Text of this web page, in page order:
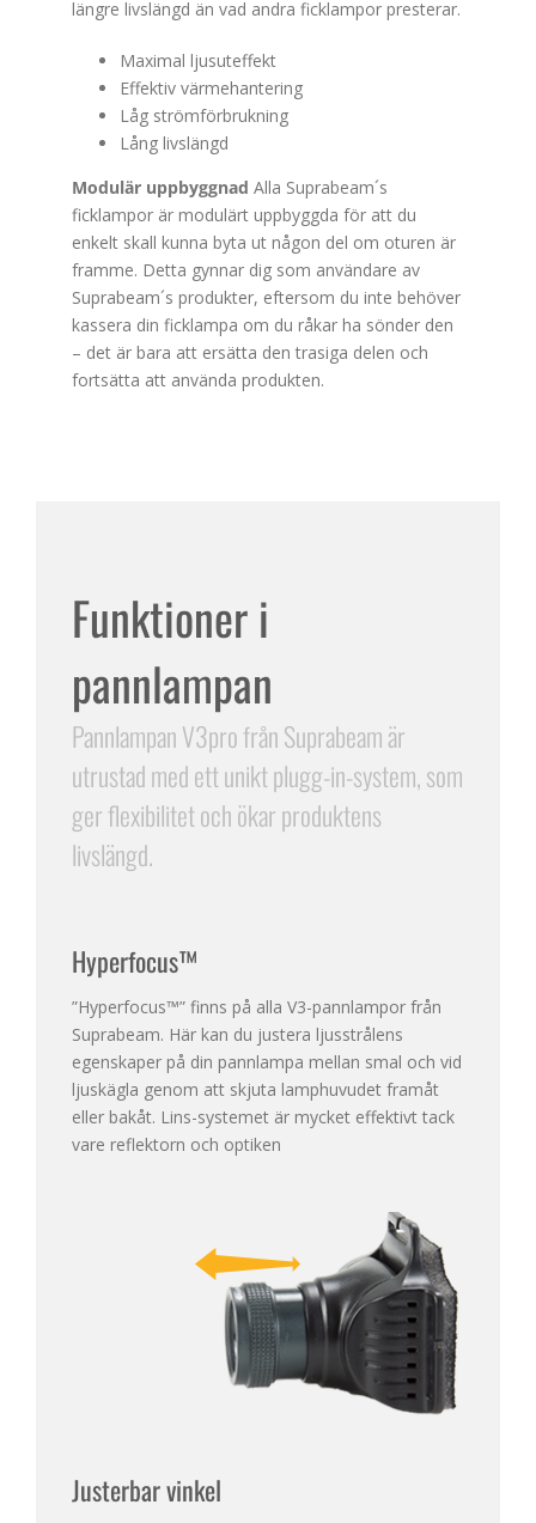
längre livslängd än vad andra ficklampor presterar.
Maximal ljusuteffekt
Effektiv värmehantering
Låg strömförbrukning
Lång livslängd
Modulär uppbyggnad Alla Suprabeam´s
ficklampor är modulärt uppbyggda för att du
enkelt skall kunna byta ut någon del om oturen är
framme. Detta gynnar dig som användare av
Suprabeam´s produkter, eftersom du inte behöver
kassera din ficklampa om du råkar ha sönder den
– det är bara att ersätta den trasiga delen och
fortsätta att använda produkten.
Funktioner i
pannlampan
Pannlampan V3pro från Suprabeam är
utrustad med ett unikt plugg-in-system, som
ger flexibilitet och ökar produktens
livslängd.
Hyperfocus™
”Hyperfocus™” finns på alla V3-pannlampor från
Suprabeam. Här kan du justera ljusstrålens
egenskaper på din pannlampa mellan smal och vid
ljuskägla genom att skjuta lamphuvudet framåt
eller bakåt. Lins-systemet är mycket effektivt tack
vare reflektorn och optiken
Justerbar vinkel